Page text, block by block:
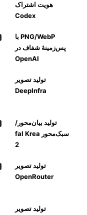
هویت اشتراک
Codex
PNG/WebP با
پس‌زمینهٔ شفاف در
OpenAI
تولید تصویر
DeepInfra
تولید بیان‌محور/
سبک‌محور fal Krea
2
تولید تصویر
OpenRouter
تولید تصویر